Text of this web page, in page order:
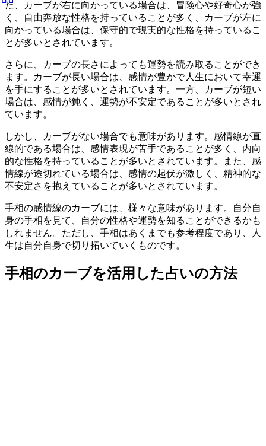
た、カーブが右に向かっている場合は、冒険心や好奇心が強
く、自由奔放な性格を持っていることが多く、カーブが左に
向かっている場合は、保守的で現実的な性格を持っているこ
とが多いとされています。
さらに、カーブの長さによっても運勢を読み取ることができ
ます。カーブが長い場合は、感情が豊かで人生において幸運
を手にすることが多いとされています。一方、カーブが短い
場合は、感情が鈍く、運勢が不安定であることが多いとされ
ています。
しかし、カーブがない場合でも意味があります。感情線が直
線的である場合は、感情表現が苦手であることが多く、内向
的な性格を持っていることが多いとされています。また、感
情線が途切れている場合は、感情の起伏が激しく、精神的な
不安定さを抱えていることが多いとされています。
手相の感情線のカーブには、様々な意味があります。自分自
身の手相を見て、自分の性格や運勢を知ることができるかも
しれません。ただし、手相はあくまでも参考程度であり、人
生は自分自身で切り拓いていくものです。
手相のカーブを活用した占いの方法